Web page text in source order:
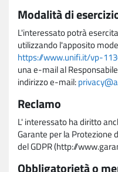
Modalità di
L'interessato potrà
utilizzando l'apposito
https://www.unifi.it/vp-
una e-mail al
indirizzo e-mail:
Reclamo
L' interessato ha diritto
Garante per la Protezione
del GDPR (http://
Obbligatorietà o